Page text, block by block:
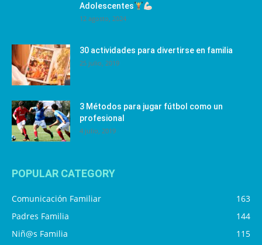
Adolescentes
12 agosto, 2024
30 actividades para divertirse en familia
25 julio, 2019
3 Métodos para jugar fútbol como un
profesional
4 julio, 2019
POPULAR CATEGORY
Comunicación Familiar
163
Padres Familia
144
Niñ@s Familia
115